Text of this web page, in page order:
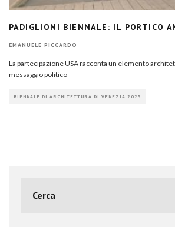
PADIGLIONI BIENNALE: IL PORTICO
EMANUELE PICCARDO
La partecipazione USA racconta un elemento
messaggio politico
BIENNALE DI ARCHITETTURA DI VENEZIA 2025